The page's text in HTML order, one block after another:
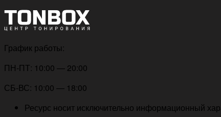
График работы:
ПН-ПТ: 10:00 — 20:00
СБ-ВС: 10:00 — 18:00
Ресурс носит исключительно информационный